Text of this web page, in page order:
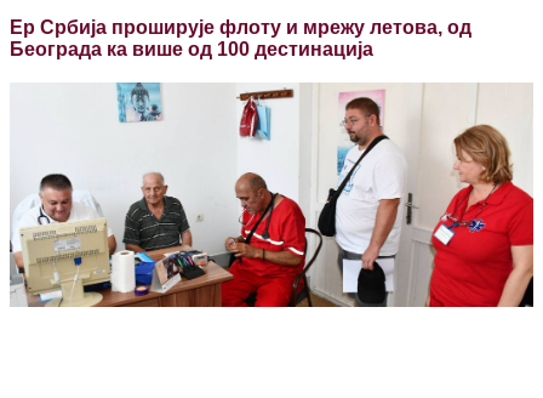
Ер Србија проширује флоту и мрежу летова, од
Београда ка више од 100 дестинација